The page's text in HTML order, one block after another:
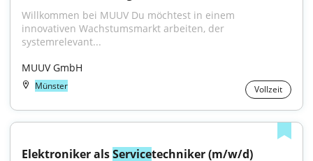
Willkommen bei MUUV Du möchtest in einem
innovativen Wachstumsmarkt arbeiten, der
systemrelevant...
MUUV GmbH
Münster Vollzeit
Elektroniker als Servicetechniker (m/w/d)